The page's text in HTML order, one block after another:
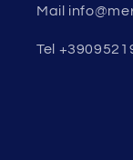
Mail
Tel